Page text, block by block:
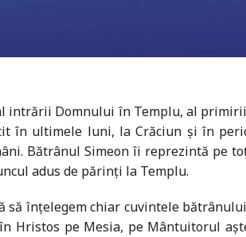
intrării Domnului în Templu, al
în ultimele luni, la Crăciun și în
Bătrânul Simeon îi reprezintă pe
adus de părinți la Templu.
să înțelegem chiar cuvintele
Hristos pe Mesia, pe Mântuitorul